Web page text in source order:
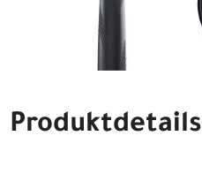
Produktdetails